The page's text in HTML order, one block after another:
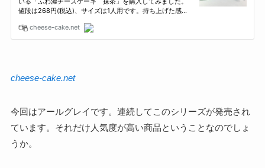
cheese-cake.net
今回はアールグレイです。連続してこのシリーズが発売され
ています。それだけ人気度が高い商品ということなのでしょ
うか。